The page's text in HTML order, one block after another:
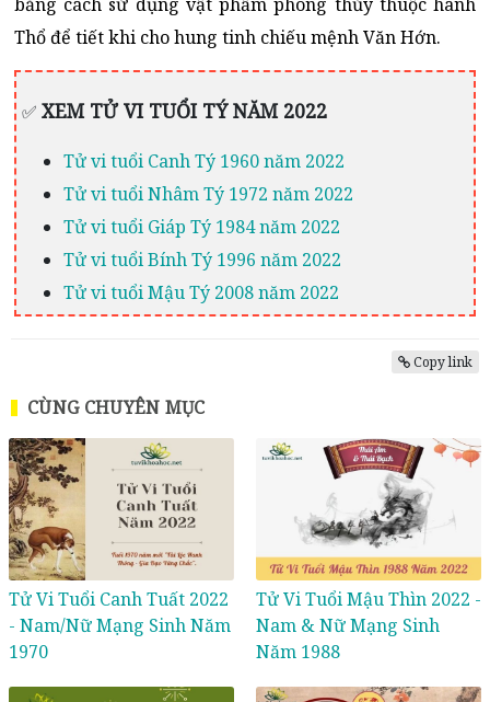
Thổ để tiết khi cho hung tinh chiếu mệnh Văn Hớn.
✅ XEM TỬ VI TUỔI TÝ NĂM 2022
Tử vi tuổi Canh Tý 1960 năm 2022
Tử vi tuổi Nhâm Tý 1972 năm 2022
Tử vi tuổi Giáp Tý 1984 năm 2022
Tử vi tuổi Bính Tý 1996 năm 2022
Tử vi tuổi Mậu Tý 2008 năm 2022
Copy link
CÙNG CHUYÊN MỤC
Tử Vi Tuổi Canh Tuất 2022
- Nam/Nữ Mạng Sinh Năm
1970
Tử Vi Tuổi Mậu Thìn 2022 -
Nam & Nữ Mạng Sinh
Năm 1988